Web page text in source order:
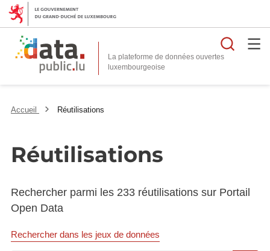
La plateforme de données ouvertes
Accueil Réutilisations
Réutilisations
Rechercher parmi les 233 réutilisations sur Portail
Open Data
Rechercher dans les jeux de données